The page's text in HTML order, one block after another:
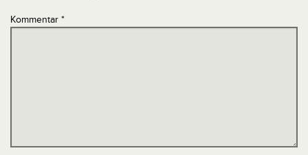
Kommentar *